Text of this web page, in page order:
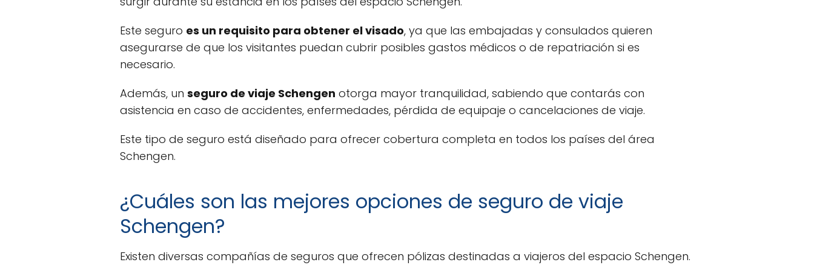
Este seguro es un requisito para obtener el visado, ya que las embajadas y consulados quieren
asegurarse de que los visitantes puedan cubrir posibles gastos médicos o de repatriación si es
necesario.
Además, un seguro de viaje Schengen otorga mayor tranquilidad, sabiendo que contarás con
asistencia en caso de accidentes, enfermedades, pérdida de equipaje o cancelaciones de viaje.
Este tipo de seguro está diseñado para ofrecer cobertura completa en todos los países del área
Schengen.
¿Cuáles son las mejores opciones de seguro de viaje
Schengen?
Existen diversas compañías de seguros que ofrecen pólizas destinadas a viajeros del espacio Schengen.